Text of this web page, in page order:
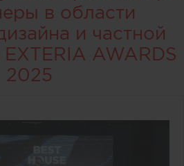
в области
и частной
AWARDS
2025